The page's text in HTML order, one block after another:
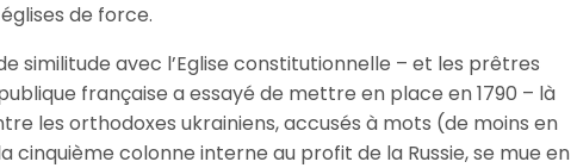
de force.
similitude avec l’Eglise constitutionnelle – et les prêtres
française a essayé de mettre en place en 1790 – là
les orthodoxes ukrainiens, accusés à mots (de moins en
cinquième colonne interne au profit de la Russie, se mue en